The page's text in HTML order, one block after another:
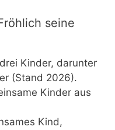
seine
drei Kinder, darunter
(Stand 2026).
Kinder aus
Kind,